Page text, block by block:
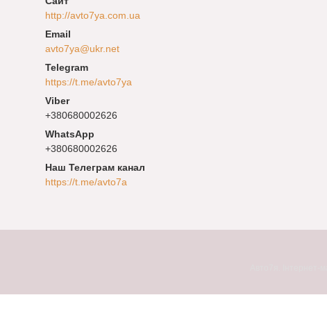
http://avto7ya.com.ua
avto7ya@ukr.net
https://t.me/avto7ya
+380680002626
+380680002626
Наш Телеграм канал
https://t.me/avto7a